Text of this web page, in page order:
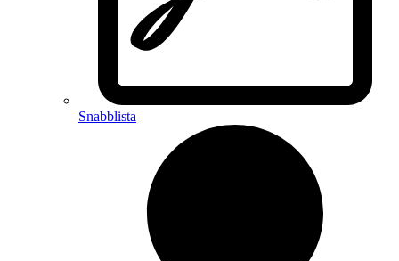
Snabblista